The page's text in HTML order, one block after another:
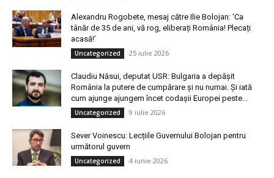
Alexandru Rogobete, mesaj către Ilie Bolojan: ‘Ca
tânăr de 35 de ani, vă rog, eliberați România! Plecați
acasă!’
Uncategorized 25 iulie 2026
Claudiu Năsui, deputat USR: Bulgaria a depășit
România la putere de cumpărare și nu numai. Și iată
cum ajunge ajungem încet codașii Europei peste...
Uncategorized 9 iulie 2026
Sever Voinescu: Lecțiile Guvernului Bolojan pentru
următorul guvern
Uncategorized 4 iunie 2026